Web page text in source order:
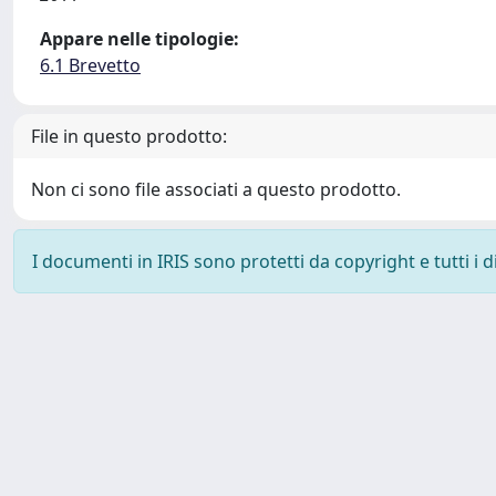
Appare nelle tipologie:
6.1 Brevetto
File in questo prodotto:
Non ci sono file associati a questo prodotto.
I documenti in IRIS sono protetti da copyright e tutti i